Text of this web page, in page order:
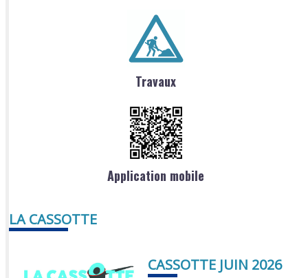
Travaux
Application mobile
LA CASSOTTE
CASSOTTE JUIN 2026